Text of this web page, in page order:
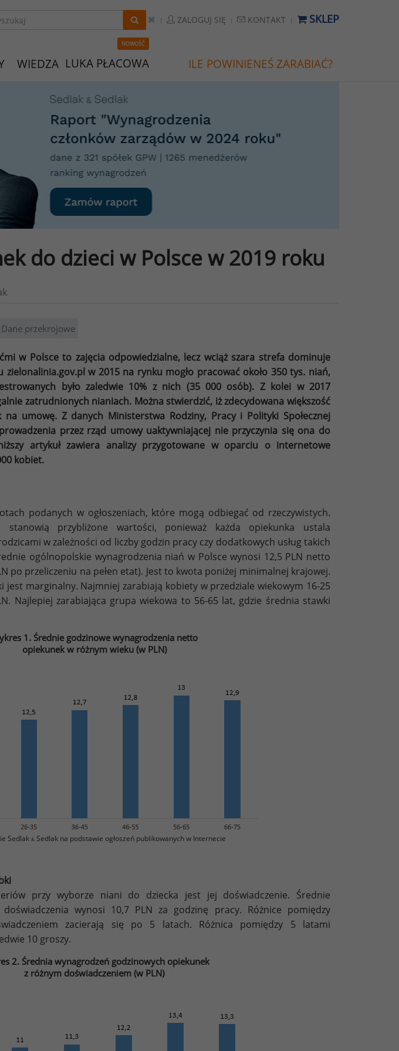
ZALOGUJ SIĘ KONTAKT SKLEP
WIEDZA
NOWOŚĆ
LUKA PŁACOWA ILE POWINIENEŚ ZARABIAĆ?
do dzieci w Polsce w 2019 roku
Dane przekrojowe
w Polsce to zajęcia odpowiedzialne, lecz wciąż szara strefa dominuje
zielonalinia.gov.pl w 2015 na rynku mogło pracować około 350 tys. niań,
było zaledwie 10% z nich (35 000 osób). Z kolei w 2017
zatrudnionych nianiach. Można stwierdzić, iż zdecydowana większość
umowę. Z danych Ministerstwa Rodziny, Pracy i Polityki Społecznej
przez rząd umowy uaktywniającej nie przyczynia się ona do
artykuł zawiera analizy przygotowane w oparciu o internetowe
kobiet.
podanych w ogłoszeniach, które mogą odbiegać od rzeczywistych.
przybliżone wartości, ponieważ każda opiekunka ustala
w zależności od liczby godzin pracy czy dodatkowych usług takich
ogólnopolskie wynagrodzenia niań w Polsce wynosi 12,5 PLN netto
po przeliczeniu na pełen etat). Jest to kwota poniżej minimalnej krajowej.
jest marginalny. Najmniej zarabiają kobiety w przedziale wiekowym 16-25
Najlepiej zarabiająca grupa wiekowa to 56-65 lat, gdzie średnia stawki
1. Średnie godzinowe wynagrodzenia netto
opiekunek w różnym wieku (w PLN)
Sedlak & Sedlak na podstawie ogłoszeń publikowanych w Internecie
przy wyborze niani do dziecka jest jej doświadczenie. Średnie
wynosi 10,7 PLN za godzinę pracy. Różnice pomiędzy
zacierają się po 5 latach. Różnica pomiędzy 5 latami
10 groszy.
2. Średnia wynagrodzeń godzinowych opiekunek
z różnym doświadczeniem (w PLN)